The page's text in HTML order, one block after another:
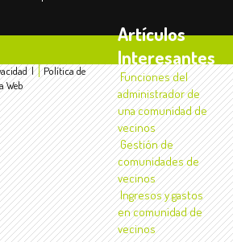
Artículos
Interesantes
Funciones del
administrador de
una comunidad de
vecinos
Gestión de
comunidades de
vecinos
Ingresos y gastos
en comunidad de
vecinos
| Política de
Web